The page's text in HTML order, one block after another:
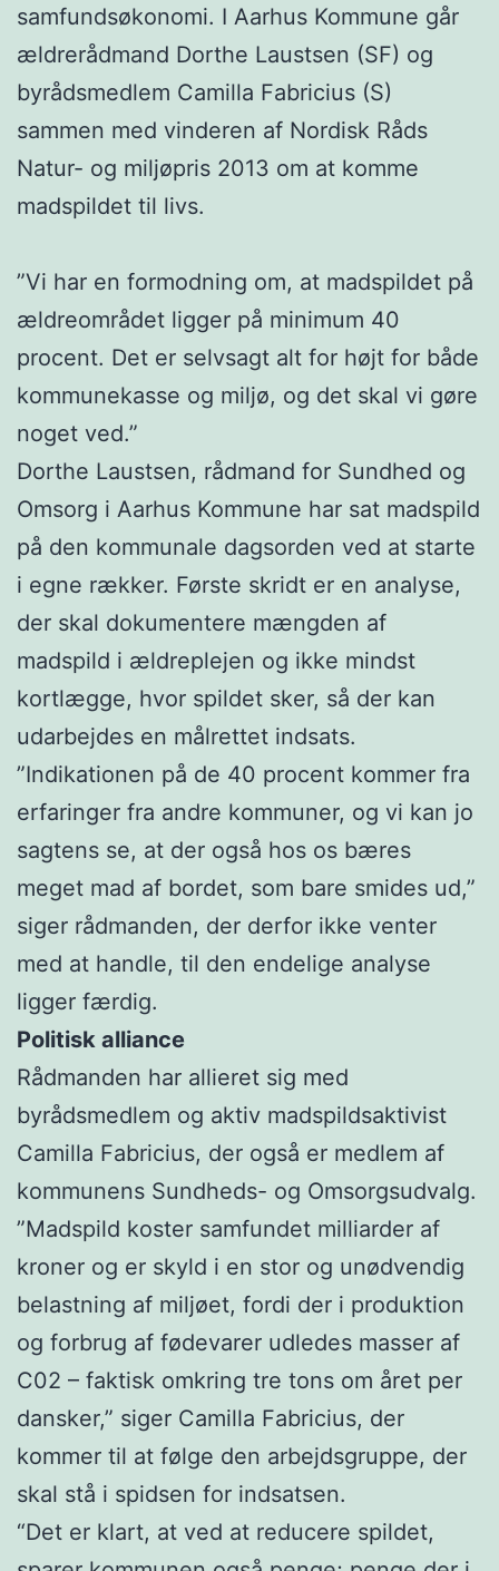
samfundsøkonomi. I Aarhus Kommune går
ældrerådmand Dorthe Laustsen (SF) og
byrådsmedlem Camilla Fabricius (S)
sammen med vinderen af Nordisk Råds
Natur- og miljøpris 2013 om at komme
madspildet til livs.
”Vi har en formodning om, at madspildet på
ældreområdet ligger på minimum 40
procent. Det er selvsagt alt for højt for både
kommunekasse og miljø, og det skal vi gøre
noget ved.”
Dorthe Laustsen, rådmand for Sundhed og
Omsorg i Aarhus Kommune har sat madspild
på den kommunale dagsorden ved at starte
i egne rækker. Første skridt er en analyse,
der skal dokumentere mængden af
madspild i ældreplejen og ikke mindst
kortlægge, hvor spildet sker, så der kan
udarbejdes en målrettet indsats.
”Indikationen på de 40 procent kommer fra
erfaringer fra andre kommuner, og vi kan jo
sagtens se, at der også hos os bæres
meget mad af bordet, som bare smides ud,”
siger rådmanden, der derfor ikke venter
med at handle, til den endelige analyse
ligger færdig.
Politisk alliance
Rådmanden har allieret sig med
byrådsmedlem og aktiv madspildsaktivist
Camilla Fabricius, der også er medlem af
kommunens Sundheds- og Omsorgsudvalg.
”Madspild koster samfundet milliarder af
kroner og er skyld i en stor og unødvendig
belastning af miljøet, fordi der i produktion
og forbrug af fødevarer udledes masser af
C02 – faktisk omkring tre tons om året per
dansker,” siger Camilla Fabricius, der
kommer til at følge den arbejdsgruppe, der
skal stå i spidsen for indsatsen.
“Det er klart, at ved at reducere spildet,